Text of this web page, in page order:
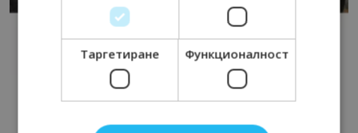
Таргетиране Функционалност